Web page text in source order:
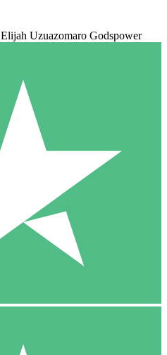
Elijah Uzuazomaro Godspower